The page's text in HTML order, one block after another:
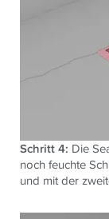
Schritt 4: Die
noch feuchte
und mit der